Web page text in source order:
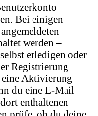
Bei einigen
werden –
erledigen oder
Registrierung
Aktivierung
du eine E-Mail
enthaltenen
prüfe, ob du deine